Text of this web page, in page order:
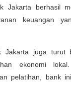
Jakarta berhasil
keuangan
Jakarta juga turut
ekonomi
pelatihan, bank